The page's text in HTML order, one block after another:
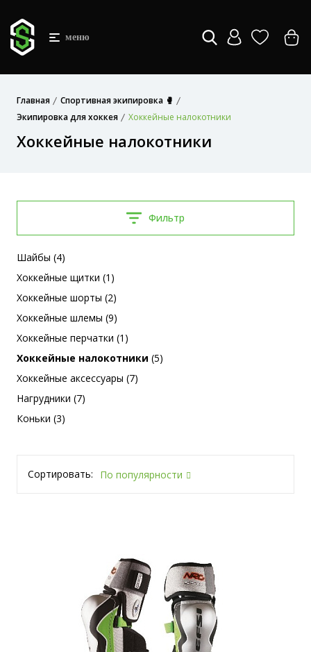
меню
Главная
Спортивная экипировка 🥊
Экипировка для хоккея
Хоккейные налокотники
Хоккейные налокотники
Фильтр
Шайбы (4)
Хоккейные щитки (1)
Хоккейные шорты (2)
Хоккейные шлемы (9)
Хоккейные перчатки (1)
Хоккейные налокотники (5)
Хоккейные аксессуары (7)
Нагрудники (7)
Коньки (3)
Сортировать: По популярности